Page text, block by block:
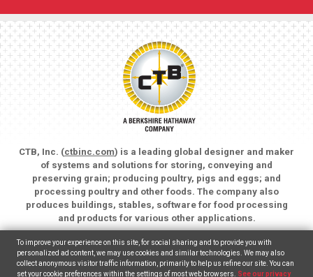
CTB, Inc. (ctbinc.com) is a leading global designer and maker
of systems and solutions for storing, conveying and
preserving grain; producing poultry, pigs and eggs; and
processing poultry and other foods. The company also
produces buildings, stables, software for food processing
and products for various other applications.
Copyright © 2026 CTB, Inc. All rights reserved.
Legal Notices
Animal Care
To improve your experience on this site, for social sharing and to provide you with
personalized ad content, we may use cookies and similar technologies. We may also
collect anonymous visitor traffic information, primarily to help us refine our site. You can
set your cookie preferences within the settings of most web browsers. See our privacy